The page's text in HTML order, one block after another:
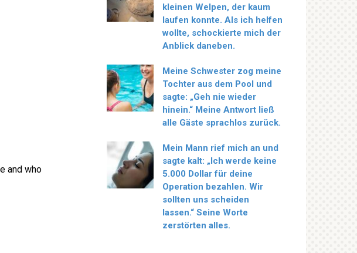
and who
kleinen Welpen, der kaum
laufen konnte. Als ich helfen
wollte, schockierte mich der
Anblick daneben.
Meine Schwester zog meine
Tochter aus dem Pool und
sagte: „Geh nie wieder
hinein.“ Meine Antwort ließ
alle Gäste sprachlos zurück.
Mein Mann rief mich an und
sagte kalt: „Ich werde keine
5.000 Dollar für deine
Operation bezahlen. Wir
sollten uns scheiden
lassen.“ Seine Worte
zerstörten alles.